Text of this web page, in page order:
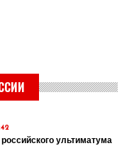
ультиматума